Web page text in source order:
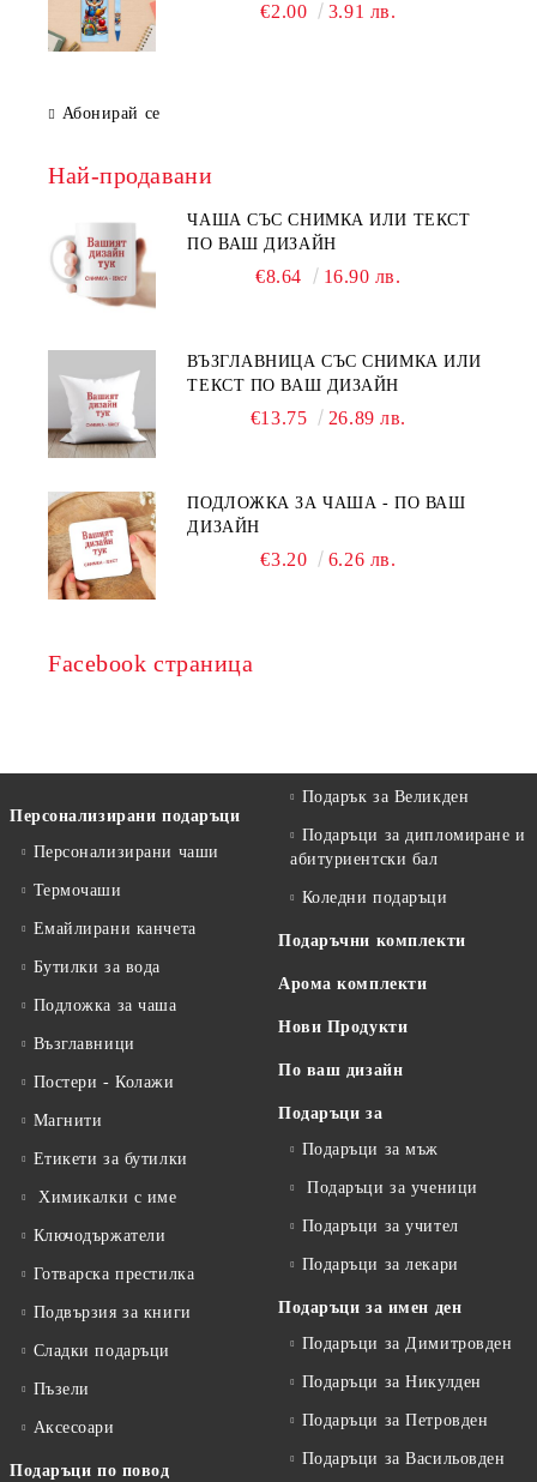
€2.00 3.91 лв.
Абонирай се
Най-продавани
ЧАША СЪС СНИМКА ИЛИ ТЕКСТ
ПО ВАШ ДИЗАЙН
€8.64 16.90 лв.
ВЪЗГЛАВНИЦА СЪС СНИМКА ИЛИ
ТЕКСТ ПО ВАШ ДИЗАЙН
€13.75 26.89 лв.
ПОДЛОЖКА ЗА ЧАША - ПО ВАШ
ДИЗАЙН
€3.20 6.26 лв.
Facebook страница
Персонализирани подаръци
Персонализирани чаши
Термочаши
Емайлирани канчета
Бутилки за вода
Подложка за чаша
Възглавници
Постери - Колажи
Магнити
Етикети за бутилки
Химикалки с име
Ключодържатели
Готварска престилка
Подвързия за книги
Сладки подаръци
Пъзели
Аксесоари
Подаръци по повод
Подарък за Великден
Подаръци за дипломиране и
абитуриентски бал
Коледни подаръци
Подаръчни комплекти
Арома комплекти
Нови Продукти
По ваш дизайн
Подаръци за
Подаръци за мъж
Подаръци за ученици
Подаръци за учител
Подаръци за лекари
Подаръци за имен ден
Подаръци за Димитровден
Подаръци за Никулден
Подаръци за Петровден
Подаръци за Васильовден